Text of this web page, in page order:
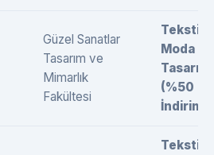
Güzel Sanatlar
Tasarım ve
Mimarlık
Fakültesi
Tekstil
Moda
Tasarımı
(%50
İndirimli)
Tekstil